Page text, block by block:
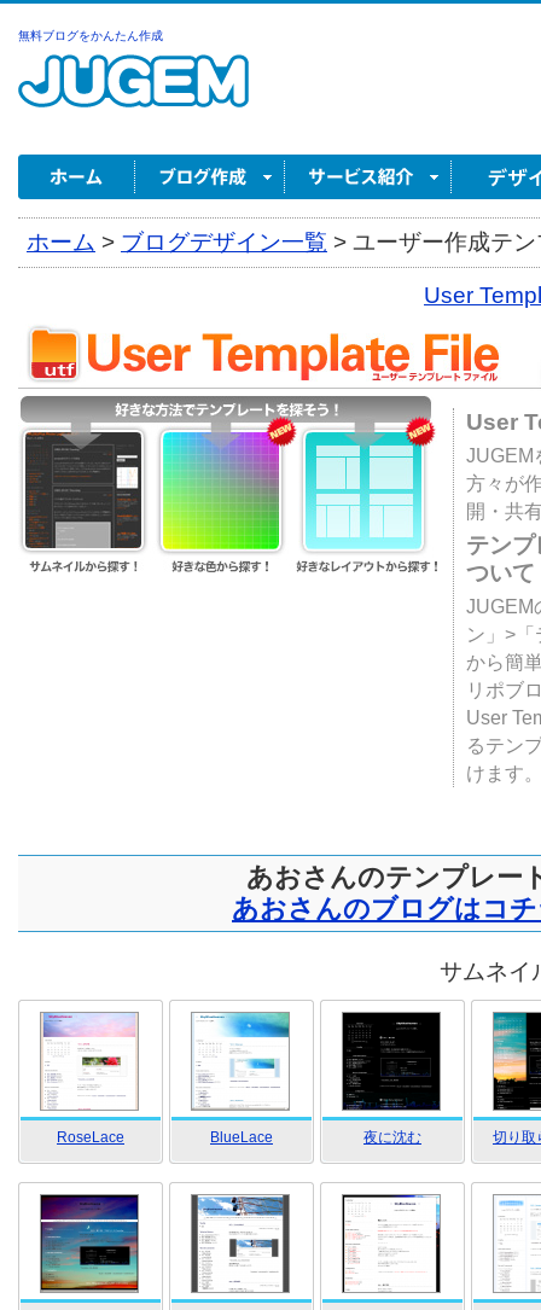
無料ブログをかんたん作成
ホーム > ブログデザイン一覧 > ユーザー作成テ
User
User
JUGEM
方々が
開・共
テン
ついて
JUGEM
ン」>
から簡
リポブ
User
るテン
けます
あおさんのテンプレー
あおさんのブログはコ
サムネイ
RoseLace BlueLace 夜に沈む 切り取